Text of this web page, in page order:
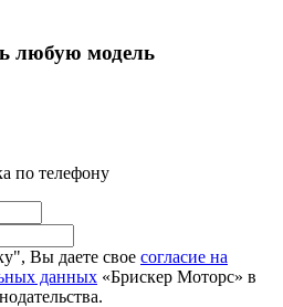
любую модель
по телефону
Вы даете свое согласие на
данных «Брискер Моторс» в